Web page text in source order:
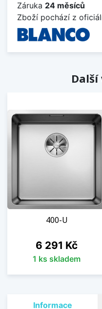
Záruka 24 měsíců
Zboží pochází z
400-U
Cena
6 291 Kč
1 ks skladem
Informace